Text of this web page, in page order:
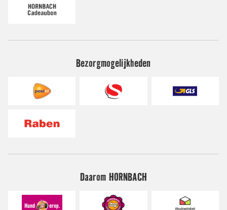
Bezorgmogelijkheden
Daarom HORNBACH